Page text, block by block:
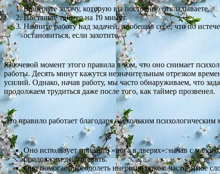
Выберите задачу, которую вы постоянно откладываете.
Поставьте таймер на 10 минут.
Начните работу над задачей, пообещав себе, что по
остановиться, если захотите.
Ключевой момент этого правила в том, что оно снимает
работы. Десять минут кажутся незначительным отрезком
усилий. Однако, начав работу, мы часто обнаруживаем, что
продолжаем трудиться даже после того, как таймер прозвенел.
Это правило работает благодаря нескольким психологическим
Оно использует принцип «нога в дверях»: начав с
продолжим действовать.
Оно помогает преодолеть инерцию покоя: часто самое